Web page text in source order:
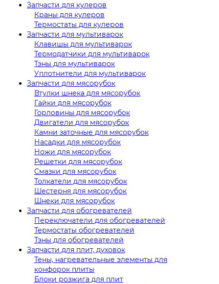
Запчасти для кулеров
Краны для кулеров
Термостаты для кулеров
Запчасти для мультиварок
Клавишы для мультиварок
Термодатчики для мультиварок
Тэны для мультиварок
Уплотнители для мультиварок
Запчасти для мясорубок
Втулки шнека для мясорубок
Гайки для мясорубок
Горловины для мясорубок
Двигатели для мясорубок
Камни заточные для мясорубок
Насадки для мясорубок
Ножи для мясорубок
Решетки для мясорубок
Смазки для мясорубок
Толкатели для мясорубок
Шестерня для мясорубок
Шнеки для мясорубок
Запчасти для обогревателей
Переключатели для обогревателей
Термостаты обогревателей
Тэны для обогревателей
Запчасти для плит, духовок
Тены, нагревательные элементы для
конфорок плиты
Блоки розжига для плит